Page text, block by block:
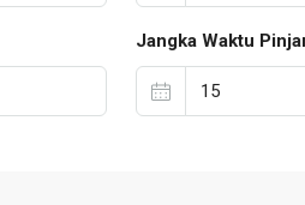
Jangka Waktu